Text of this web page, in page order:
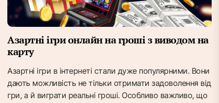
Азартні ігри онлайн на гроші з виводом на
карту
Азартні ігри в інтернеті стали дуже популярними. Вони
дають можливість не тільки отримати задоволення від
гри, а й виграти реальні гроші. Особливо важливо, що